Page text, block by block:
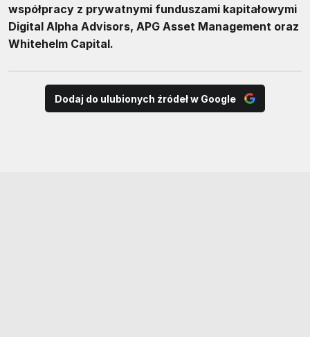
współpracy z prywatnymi funduszami kapitałowymi
Digital Alpha Advisors, APG Asset Management oraz
Whitehelm Capital.
Dodaj do ulubionych źródeł w Google